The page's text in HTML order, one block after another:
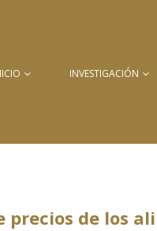
INVESTIGACIÓN
precios de los